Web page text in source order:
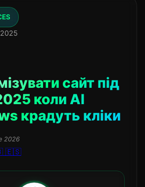
сайт під
коли AI
крадуть кліки
2026
🇪🇸